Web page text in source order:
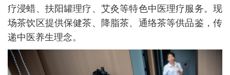
疗浸蜡、扶阳罐理疗、艾灸等特色中医理疗服务。现
场茶饮区提供保健茶、降脂茶、通络茶等供品鉴，传
递中医养生理念。